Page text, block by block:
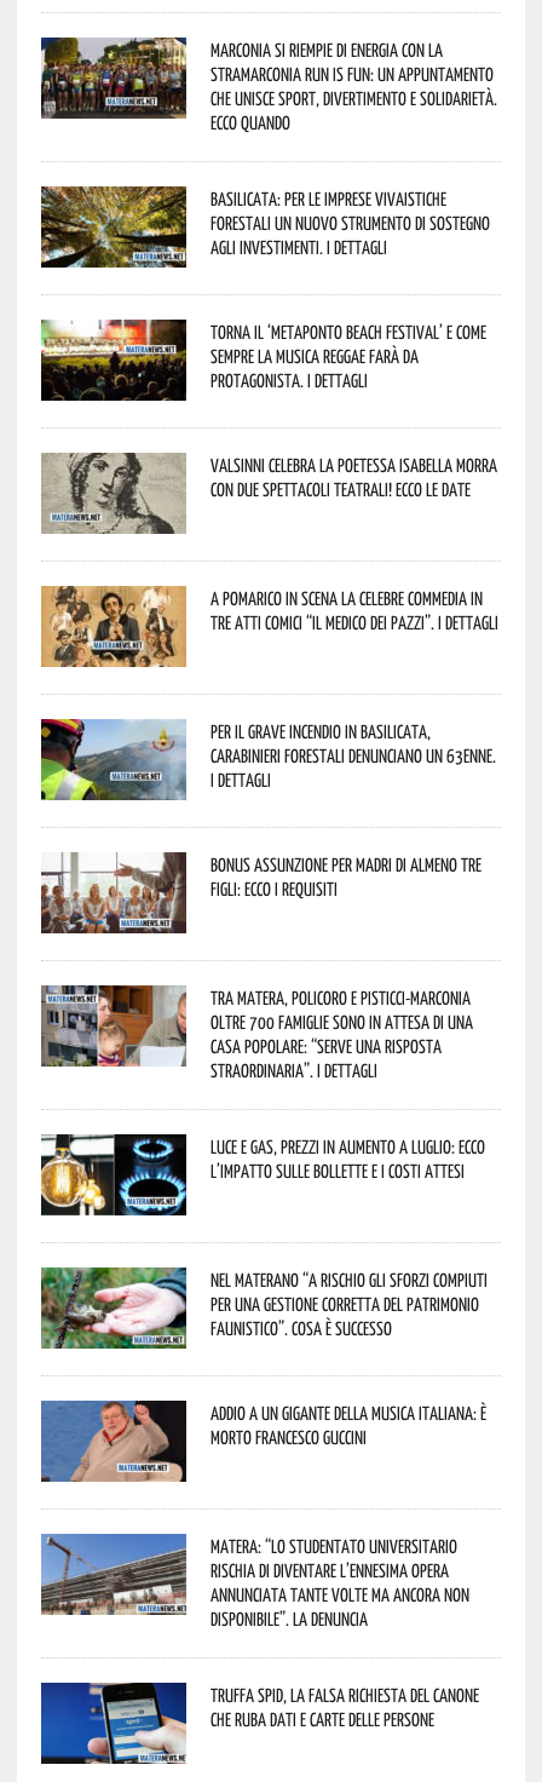
Marconia si riempie di energia con la
StraMarconia Run is Fun: un appuntamento
che unisce sport, divertimento e solidarietà.
Ecco quando
Basilicata: per le imprese vivaistiche
forestali un nuovo strumento di sostegno
agli investimenti. I dettagli
Torna il ‘Metaponto beach festival’ e come
sempre la musica reggae farà da
protagonista. I dettagli
Valsinni celebra la poetessa Isabella Morra
con due spettacoli teatrali! Ecco le date
A Pomarico in scena la celebre commedia in
tre atti comici “Il medico dei pazzi”. I dettagli
Per il grave incendio in Basilicata,
Carabinieri forestali denunciano un 63enne.
I dettagli
Bonus assunzione per madri di almeno tre
figli: ecco i requisiti
Tra Matera, Policoro e Pisticci-Marconia
oltre 700 famiglie sono in attesa di una
casa popolare: “serve una risposta
straordinaria”. I dettagli
Luce e gas, prezzi in aumento a luglio: ecco
l’impatto sulle bollette e i costi attesi
Nel materano “a rischio gli sforzi compiuti
per una gestione corretta del patrimonio
faunistico”. Cosa è successo
Addio a un gigante della musica italiana: è
morto Francesco Guccini
Matera: “Lo studentato universitario
rischia di diventare l’ennesima opera
annunciata tante volte ma ancora non
disponibile”. La denuncia
Truffa Spid, la falsa richiesta del canone
che ruba dati e carte delle persone